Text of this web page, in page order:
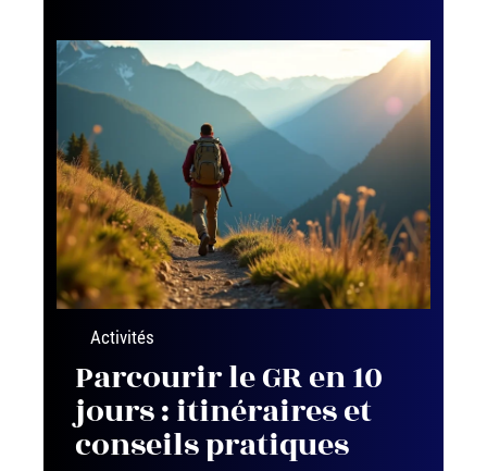
Activités
Parcourir le GR en 10
jours : itinéraires et
conseils pratiques